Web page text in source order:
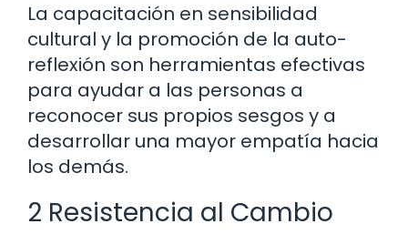
La capacitación en sensibilidad
cultural y la promoción de la auto-
reflexión son herramientas efectivas
para ayudar a las personas a
reconocer sus propios sesgos y a
desarrollar una mayor empatía hacia
los demás.
2 Resistencia al Cambio